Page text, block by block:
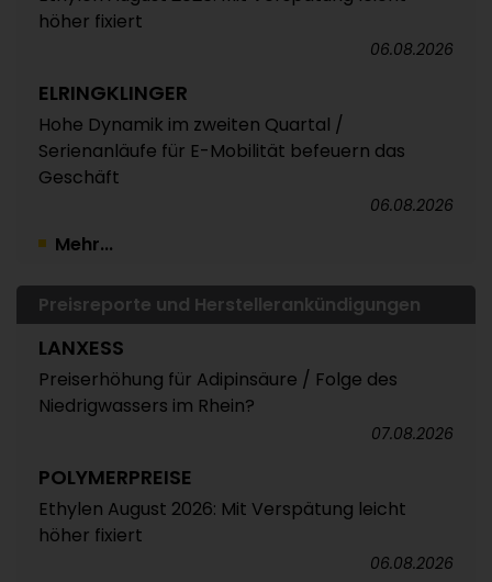
höher fixiert
06.08.2026
ELRINGKLINGER
Hohe Dynamik im zweiten Quartal /
Serienanläufe für E-Mobilität befeuern das
Geschäft
06.08.2026
Mehr...
Preisreporte und Herstellerankündigungen
LANXESS
Preiserhöhung für Adipinsäure / Folge des
Niedrigwassers im Rhein?
07.08.2026
POLYMERPREISE
Ethylen August 2026: Mit Verspätung leicht
höher fixiert
06.08.2026